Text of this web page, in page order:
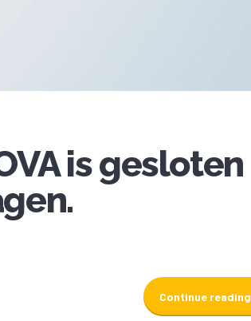
is gesloten
Continue reading